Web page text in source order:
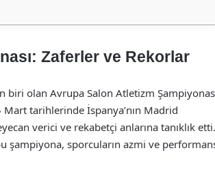
Zaferler ve Rekorlar
biri olan Avrupa Salon Atletizm
tarihlerinde İspanya’nın Madrid
verici ve rekabetçi anlarına tanıklık etti.
şampiyona, sporcuların azmi ve